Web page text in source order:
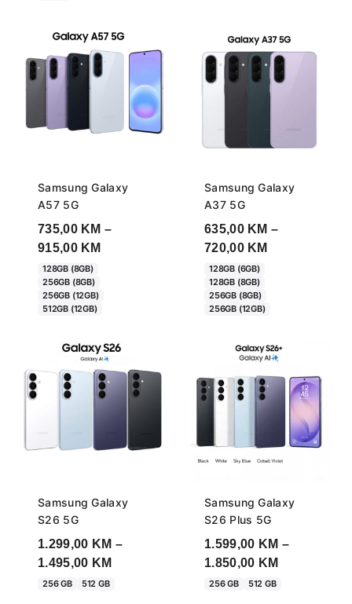
Samsung Galaxy
A57 5G
735,00 KM –
915,00 KMPrice
128GB (8GB)
256GB (8GB)
256GB (12GB)
512GB (12GB)
Samsung Galaxy
A37 5G
635,00 KM –
720,00 KMPrice
128GB (6GB)
128GB (8GB)
256GB (8GB)
256GB (12GB)
Samsung Galaxy
S26 5G
1.299,00 KM –
1.495,00 KMPrice
256 GB 512 GB
Samsung Galaxy
S26 Plus 5G
1.599,00 KM –
1.850,00 KMPrice
256 GB 512 GB